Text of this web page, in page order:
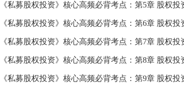
《私募股权投资》核心高频必背考点：第5章 股权投
《私募股权投资》核心高频必背考点：第6章 股权投
《私募股权投资》核心高频必背考点：第7章 股权投
《私募股权投资》核心高频必背考点：第8章 股权投
《私募股权投资》核心高频必背考点：第9章 股权投